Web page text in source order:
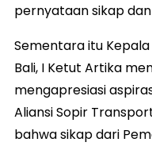
pernyataan sikap
Sementara itu
Bali, I Ketut Artika
mengapresiasi
Aliansi Sopir
bahwa sikap dari